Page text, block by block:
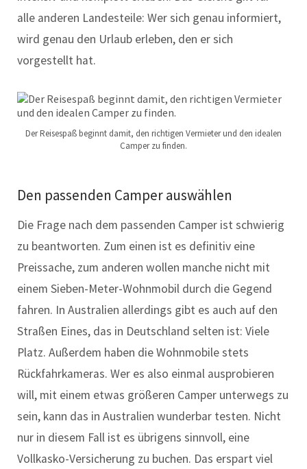
alle anderen Landesteile: Wer sich genau informiert,
wird genau den Urlaub erleben, den er sich
vorgestellt hat.
Der Reisespaß beginnt damit, den richtigen Vermieter und den idealen
Camper zu finden.
Den passenden Camper auswählen
Die Frage nach dem passenden Camper ist schwierig
zu beantworten. Zum einen ist es definitiv eine
Preissache, zum anderen wollen manche nicht mit
einem Sieben-Meter-Wohnmobil durch die Gegend
fahren. In Australien allerdings gibt es auch auf den
Straßen Eines, das in Deutschland selten ist: Viele
Platz. Außerdem haben die Wohnmobile stets
Rückfahrkameras. Wer es also einmal ausprobieren
will, mit einem etwas größeren Camper unterwegs zu
sein, kann das in Australien wunderbar testen. Nicht
nur in diesem Fall ist es übrigens sinnvoll, eine
Vollkasko-Versicherung zu buchen. Das erspart viel